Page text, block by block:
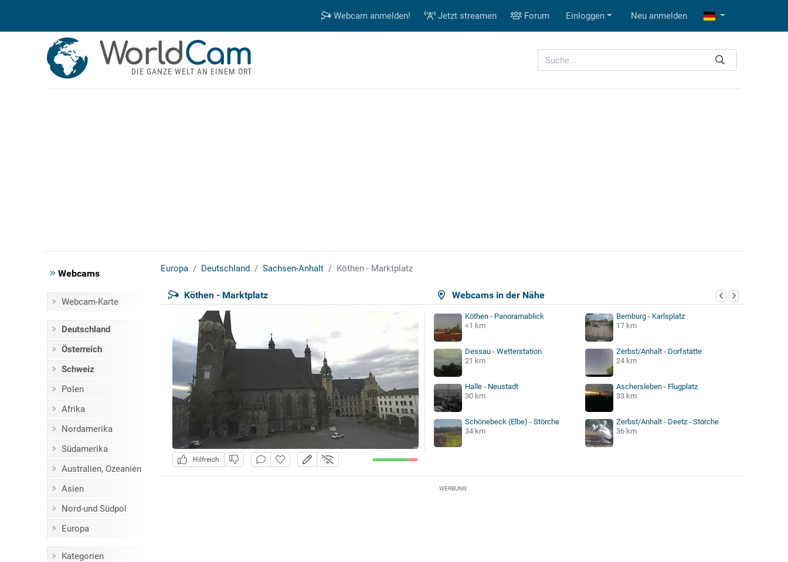
Webcam anmelden! Jetzt streamen Forum Einloggen Neu anmelden
WorldCam
DIE GANZE WELT AN EINEM ORT
Webcams
Webcam-Karte
Deutschland
Österreich
Schweiz
Polen
Afrika
Nordamerika
Südamerika
Australien, Ozeanien
Asien
Nord-und Südpol
Europa
Kategorien
Europa Deutschland Sachsen-Anhalt Köthen - Marktplatz
Webcams in der Nähe
Köthen - Marktplatz
Hilfreich
Köthen - Panoramablick
<1 km
Bernburg - Karlsplatz
17 km
Dessau - Wetterstation
21 km
Zerbst/Anhalt - Dorfstätte
24 km
Halle - Neustadt
30 km
Aschersleben - Flugplatz
33 km
Schönebeck (Elbe) - Störche
34 km
Zerbst/Anhalt - Deetz - Störche
36 km
WERBUNG